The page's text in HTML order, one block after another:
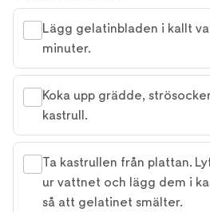
Lägg gelatinbladen i kallt
minuter.
Koka upp grädde,
kastrull.
Ta kastrullen från plattan.
ur vattnet och lägg dem i
så att gelatinet smälter.